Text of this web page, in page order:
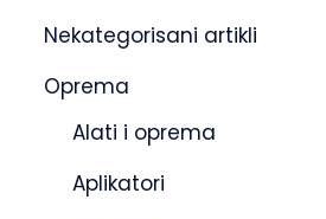
Nekategorisani artikli
Oprema
Alati i oprema
Aplikatori